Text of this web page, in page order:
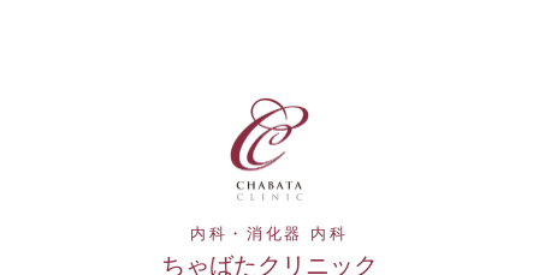
内科・消化器 内科
ちゃばたクリニック